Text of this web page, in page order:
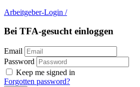
Arbeitgeber-Login /
Bei TFA-gesucht einloggen
Email
Password
Keep me signed in
Forgotten password?